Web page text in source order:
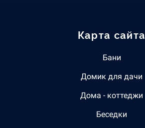
Карта сайта
Бани
Домик для дачи
Дома - коттеджи
Беседки